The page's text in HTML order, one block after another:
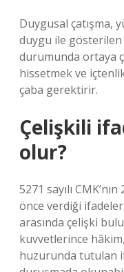
Duygusal çatışma,
duygu ile gösterilen
durumunda ortaya
hissetmek ve
çaba gerektirir.
Çelişkili
olur?
5271 sayılı
önce verdiği
arasında çelişki
kuvvetlerince
huzurunda tutulan